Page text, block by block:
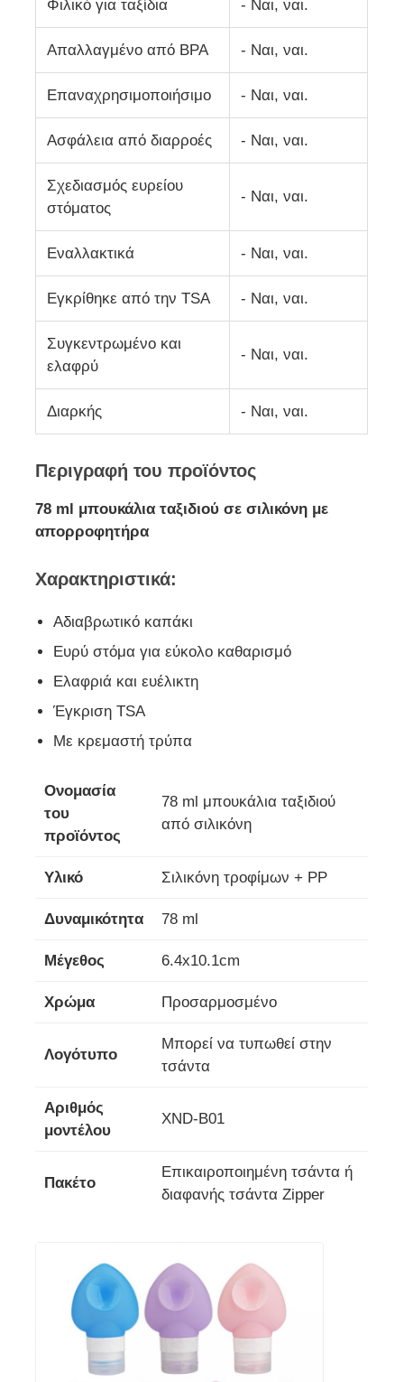
δοχείο σιλικόνης ταξιδίου
Σιλικονούχο Αναδιπλούμενο Παγούρι
Σιλικόνιο αναδιπλούμενο φλιτζάνι
Προϊόντα κουζίνας από σιλικόνη
Προϊόντα από καουτσούκ σιλικόνης
Φιλικό για ταξίδια - Ναι, ναι.
Απαλλαγμένο από BPA - Ναι, ναι.
Επαναχρησιμοποιήσιμο - Ναι, ναι.
Ασφάλεια από διαρροές - Ναι, ναι.
Σχεδιασμός ευρείου
στόματος
- Ναι, ναι.
Εναλλακτικά - Ναι, ναι.
Εγκρίθηκε από την TSA - Ναι, ναι.
Συγκεντρωμένο και
ελαφρύ
- Ναι, ναι.
Διαρκής - Ναι, ναι.
Περιγραφή του προϊόντος
78 ml μπουκάλια ταξιδιού σε σιλικόνη με
απορροφητήρα
Χαρακτηριστικά:
Αδιαβρωτικό καπάκι
Ευρύ στόμα για εύκολο καθαρισμό
Ελαφριά και ευέλικτη
Έγκριση TSA
Με κρεμαστή τρύπα
Ονομασία
του
προϊόντος
78 ml μπουκάλια ταξιδιού
από σιλικόνη
Υλικό Σιλικόνη τροφίμων + PP
Δυναμικότητα 78 ml
Μέγεθος 6.4x10.1cm
Χρώμα Προσαρμοσμένο
Λογότυπο
Μπορεί να τυπωθεί στην
τσάντα
Αριθμός
μοντέλου
XND-B01
Πακέτο
Επικαιροποιημένη τσάντα ή
διαφανής τσάντα Zipper